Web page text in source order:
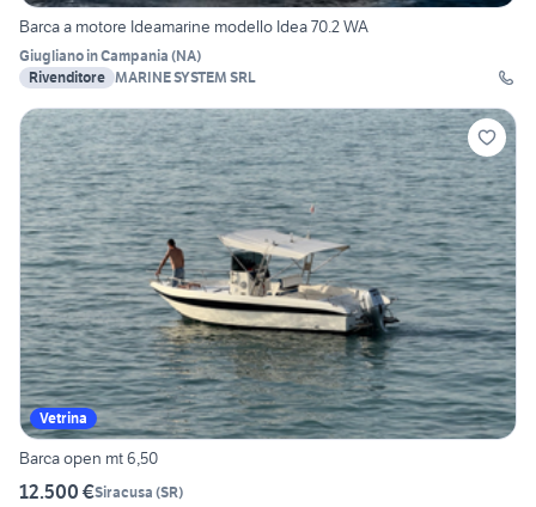
Barca a motore Ideamarine modello Idea 70.2 WA
Giugliano in Campania (NA)
Rivenditore MARINE SYSTEM SRL
Vetrina
Barca open mt 6,50
12.500 €Siracusa (SR)